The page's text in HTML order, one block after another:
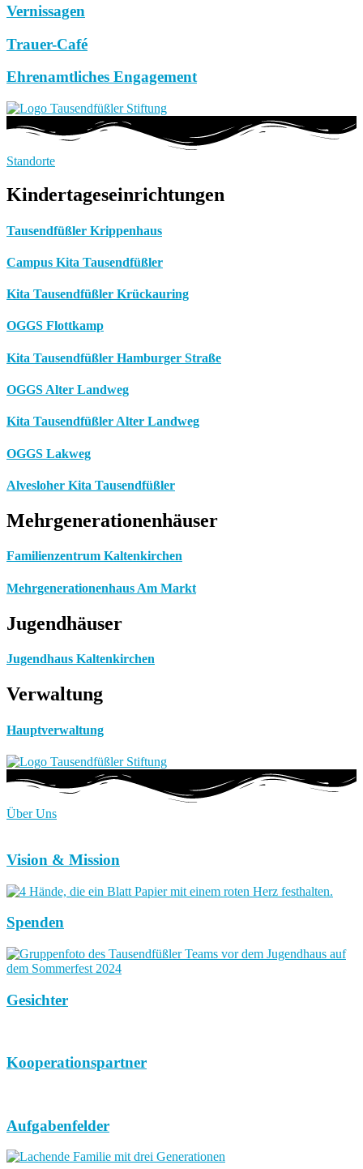
Vernissagen
Trauer-Café
Ehrenamtliches Engagement
Standorte
Kindertageseinrichtungen
Tausendfüßler Krippenhaus
Campus Kita Tausendfüßler
Kita Tausendfüßler Krückauring
OGGS Flottkamp
Kita Tausendfüßler Hamburger Straße
OGGS Alter Landweg
Kita Tausendfüßler Alter Landweg
OGGS Lakweg
Alvesloher Kita Tausendfüßler
Mehrgenerationenhäuser
Familienzentrum Kaltenkirchen
Mehrgenerationenhaus Am Markt
Jugendhäuser
Jugendhaus Kaltenkirchen
Verwaltung
Hauptverwaltung
Über Uns
Vision & Mission
Spenden
Gesichter
Kooperationspartner
Aufgabenfelder